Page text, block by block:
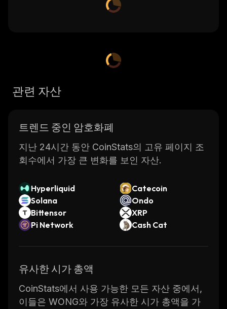
관련 자산
트렌드 중인 암호화폐
지난 24시간 동안 CoinStats의 고유 페이지 조
회수에서 가장 큰 변화를 보인 자산.
Hyperliquid
Catecoin
Solana
Ondo
Bittensor
XRP
Pi Network
Cash Cat
유사한 시가 총액
CoinStats에서 사용 가능한 모든 자산 중에서,
이들은 WONG와 가장 유사한 시가 총액을 가